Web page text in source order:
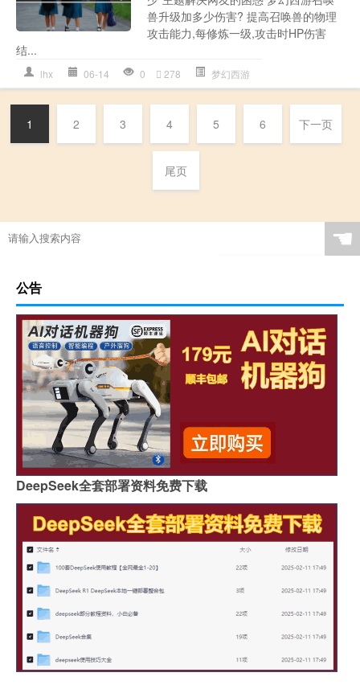
兽升级加多少伤害? 提高召唤兽的物理
攻击能力,每修炼一级,攻击时HP伤害
结...
lhx 06-14 0 278 梦幻西游
1 2 3 4 5 6 下一页
尾页
☚
公告
DeepSeek全套部署资料免费下载